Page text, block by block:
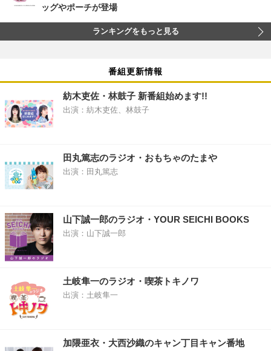
ッグやポーチが登場
ランキングをもっと見る
番組更新情報
紡木吏佐・林鼓子 新番組始めます!!
出演：紡木吏佐、林鼓子
田丸篤志のラジオ・おもちゃのたまや
出演：田丸篤志
山下誠一郎のラジオ・YOUR SEICHI BOOKS
出演：山下誠一郎
土岐隼一のラジオ・喫茶トキノワ
出演：土岐隼一
加隈亜衣・大西沙織のキャン丁目キャン番地